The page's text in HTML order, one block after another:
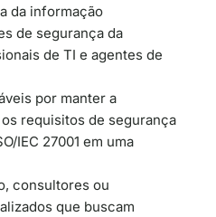
da informação
de segurança da
de TI e agentes de
​​por manter a
requisitos de segurança
IEC 27001 em uma
consultores ou
que buscam